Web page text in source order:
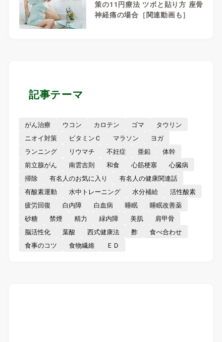
策の11円療法 ツボと貼り方 座骨
神経痛の場合［関連動画も］
記事テーマ
がん治療 ウコン カロテン ゴマ
タウリン
ニオイ対策
ビタミンＣ マラソン
ヨガ
ランニング
リウマチ 不妊症 亜鉛
体幹
前立腺がん
南雲吉則 和食 心筋梗塞
心臓病
掃除
有名人のお気に入り
有名人の健康関連話
有酸素運動
水中トレーニング 水分補給
活性酸素
疲労回復
白内障 白血病 睡眠
睡眠改善薬
砂糖
禁煙 精力 緑内障 美肌
肩甲骨
脳活性化
葉酸 西式健康法 酢
食べ合わせ
食事のコツ
食物繊維 ＥＤ